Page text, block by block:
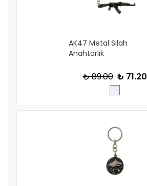
AK47 Metal Silah
Anahtarlık
₺ 89.00 ₺ 71.20